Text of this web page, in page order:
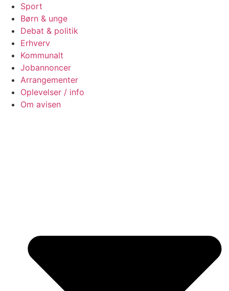
Sport
Børn & unge
Debat & politik
Erhverv
Kommunalt
Jobannoncer
Arrangementer
Oplevelser / info
Om avisen